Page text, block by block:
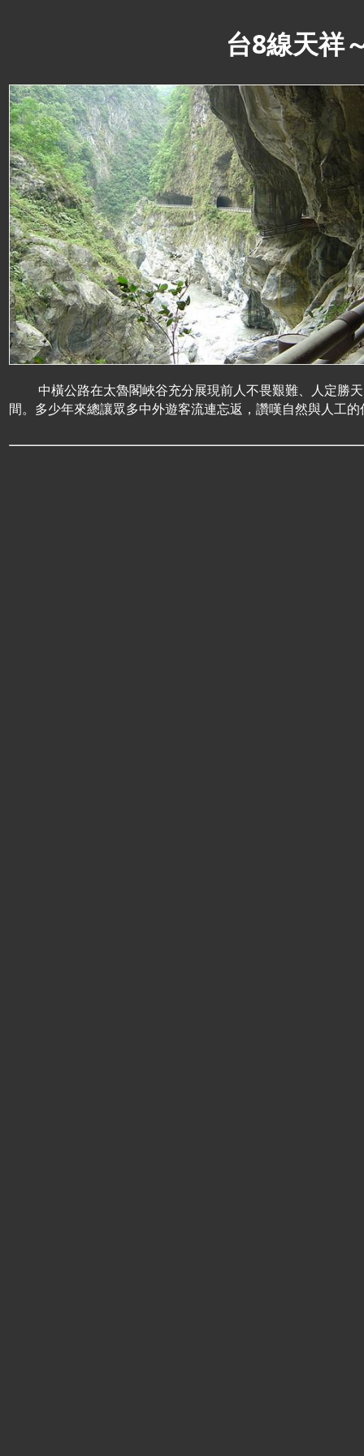
台8線天祥
中橫公路在太魯閣峽谷充分展現前人不畏艱難、人定勝天
間。多少年來總讓眾多中外遊客流連忘返，讚嘆自然與人工的